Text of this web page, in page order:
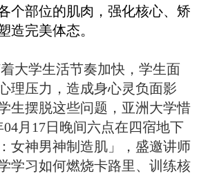
个部位的肌肉，强化核心、矫
造完美体态。
大学生活节奏加快，学生面
理压力，造成身心灵负面影
生摆脱这些问题，亚洲大学惜
04月17日晚间六点在四宿地下
女神男神制造肌」，盛邀讲师
学习如何燃烧卡路里、训练核